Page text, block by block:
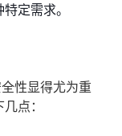
定需求。
性显得尤为重
点：